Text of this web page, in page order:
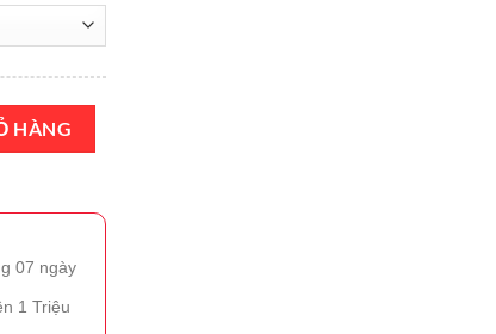
Hãng số lượng
HÀNG
07 ngày
1 Triệu